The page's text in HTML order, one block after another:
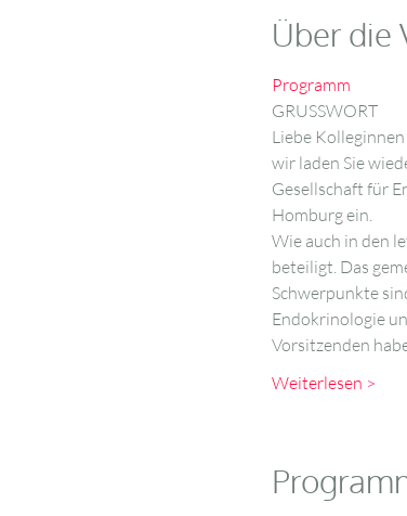
Über die
Programm
GRUSSWORT
Liebe
wir laden Sie
Gesellschaft für
Homburg ein.
Wie auch in den
beteiligt. Das
Schwerpunkte
Endokrinologie
Vorsitzenden
Weiterlesen >